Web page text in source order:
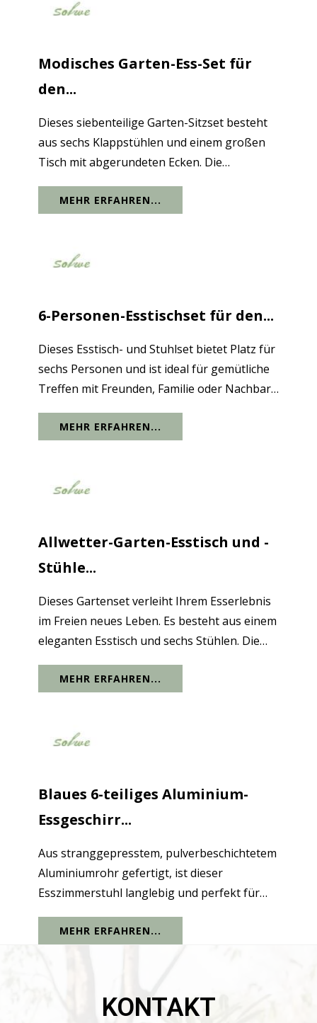
Modisches Garten-Ess-Set für
den...
Dieses siebenteilige Garten-Sitzset besteht
aus sechs Klappstühlen und einem großen
Tisch mit abgerundeten Ecken. Die
Schwarzglas. Die Glasplatte verfügt über
MEHR ERFAHREN...
6-Personen-Esstischset für den...
Dieses Esstisch- und Stuhlset bietet Platz für
sechs Personen und ist ideal für gemütliche
Treffen mit Freunden, Familie oder Nachbarn
Tischplatte besteht aus einer robusten
MEHR ERFAHREN...
Allwetter-Garten-Esstisch und -
Stühle...
Dieses Gartenset verleiht Ihrem Esserlebnis
im Freien neues Leben. Es besteht aus einem
eleganten Esstisch und sechs Stühlen. Die
Aluminium sorgt für ein anspruchsvolles
MEHR ERFAHREN...
Blaues 6-teiliges Aluminium-
Essgeschirr...
Aus stranggepresstem, pulverbeschichtetem
Aluminiumrohr gefertigt, ist dieser
Esszimmerstuhl langlebig und perfekt für
Aluminium-Esszimmerstuhl-Set ist etwas
MEHR ERFAHREN...
KONTAKT